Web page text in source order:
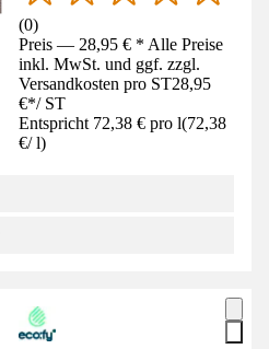
(0)
Preis — 28,95 € * Alle Preise
inkl. MwSt. und ggf. zzgl.
Versandkosten pro ST28,95
€*/ ST
Entspricht 72,38 € pro l(72,38
€/ l)